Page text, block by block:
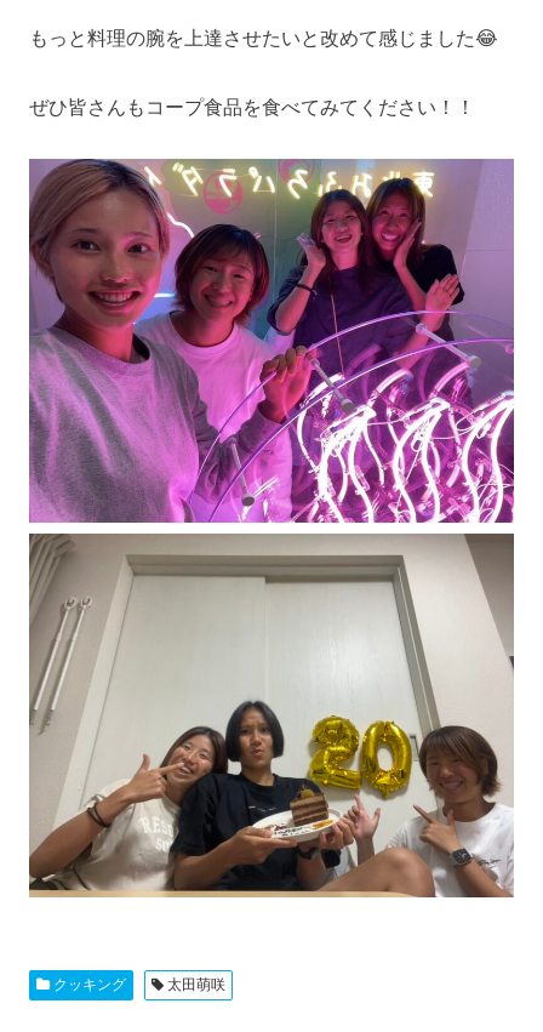
もっと料理の腕を上達させたいと改めて感じました😂
ぜひ皆さんもコープ食品を食べてみてください！！
クッキング 太田萌咲